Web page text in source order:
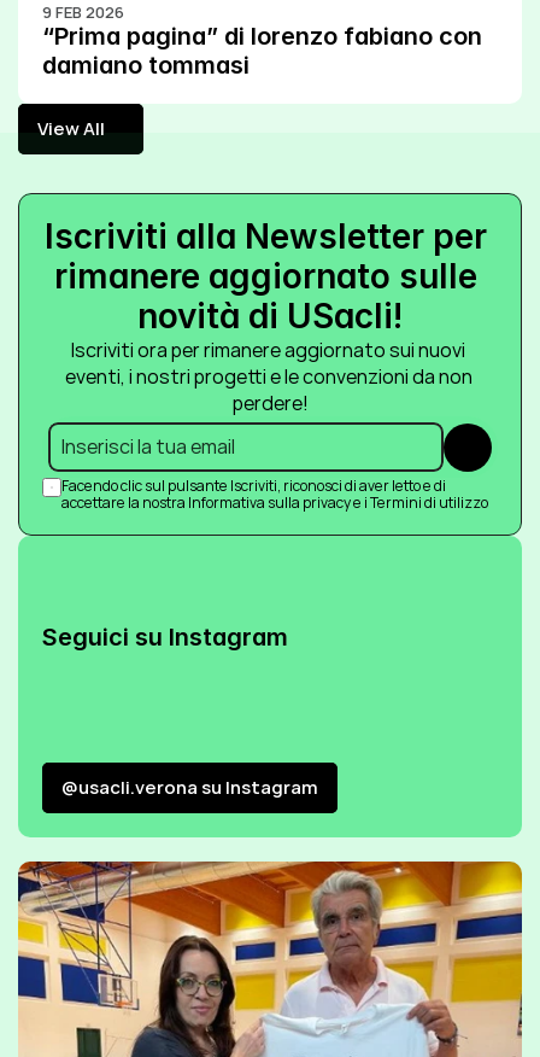
9 FEB 2026
“Prima pagina” di lorenzo fabiano con
damiano tommasi
View All
View All
Iscriviti alla Newsletter per
rimanere aggiornato sulle
novità di USacli!
Iscriviti ora per rimanere aggiornato sui nuovi
eventi, i nostri progetti e le convenzioni da non
perdere!
Submit
Facendo clic sul pulsante Iscriviti, riconosci di aver letto e di
accettare la nostra Informativa sulla privacy e i Termini di utilizzo
Seguici su Instagram
@usacli.verona su Instagram
@usacli.verona su Instagram